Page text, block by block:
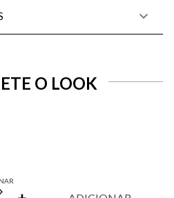
O LOOK
M G